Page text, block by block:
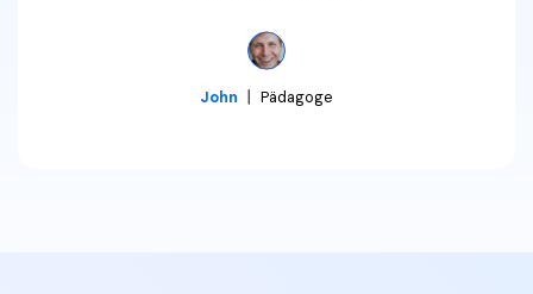
PDF-bezogene Informationen, die Sie benötigen.
Download-ZentrumJohn 丨 Pädagoge